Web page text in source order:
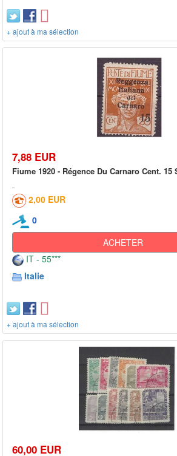
+ ajout à ma sélection
7,88 EUR
Fiume 1920 - Régence Du Carnaro Cent. 15
2,00 EUR
0
ACHETER
IT - 55***
Italie
+ ajout à ma sélection
60,00 EUR